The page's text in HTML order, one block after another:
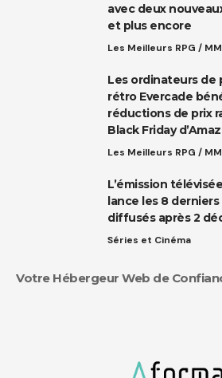
avec deux
et plus encore
Les Meilleurs RPG /
Les ordinateurs
rétro Evercade
réductions de prix
Black Friday
Les Meilleurs RPG /
L’émission
lance les 8
diffusés après 2
Séries et Cinéma
Votre Hébergeur Web de